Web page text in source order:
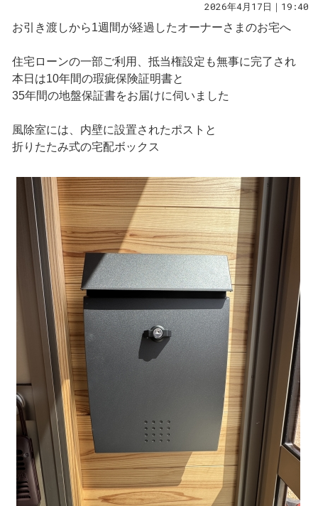
2026年4月17日｜19:40
お引き渡しから1週間が経過したオーナーさまのお宅へ
住宅ローンの一部ご利用、抵当権設定も無事に完了され
本日は10年間の瑕疵保険証明書と
35年間の地盤保証書をお届けに伺いました
風除室には、内壁に設置されたポストと
折りたたみ式の宅配ボックス